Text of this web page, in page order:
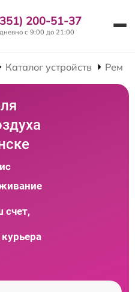
200-51-37
с 9:00 до 21:00
Каталог устройств
счет,